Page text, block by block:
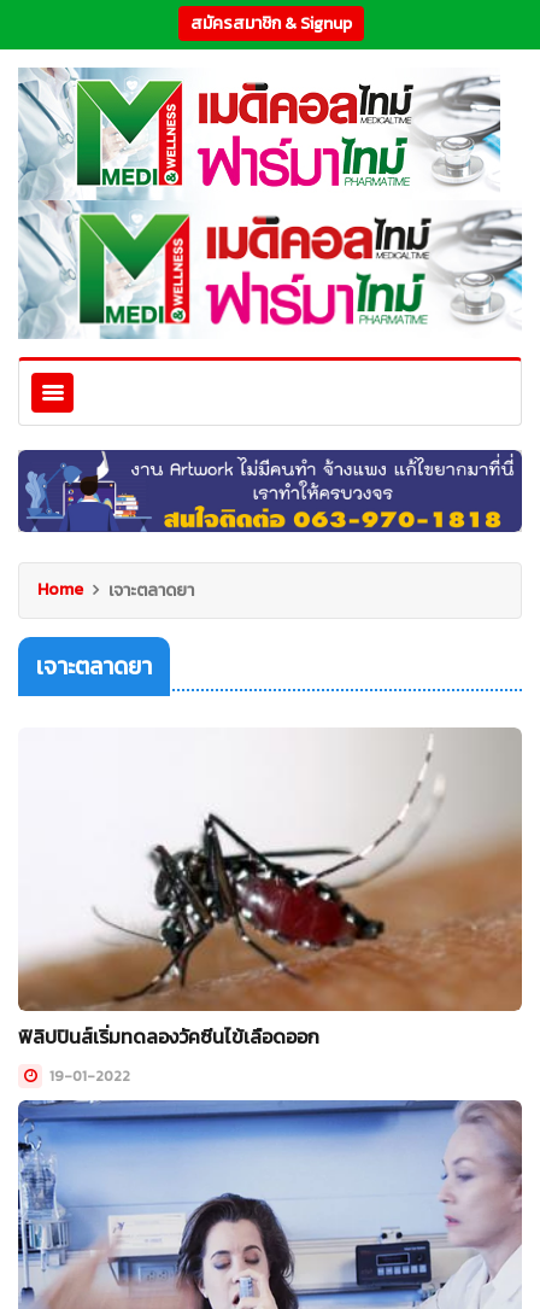
สมัครสมาชิก & Signup
Home เจาะตลาดยา
เจาะตลาดยา
ฟิลิปปินส์เริ่มทดลองวัคซีนไข้เลือดออก
19-01-2022